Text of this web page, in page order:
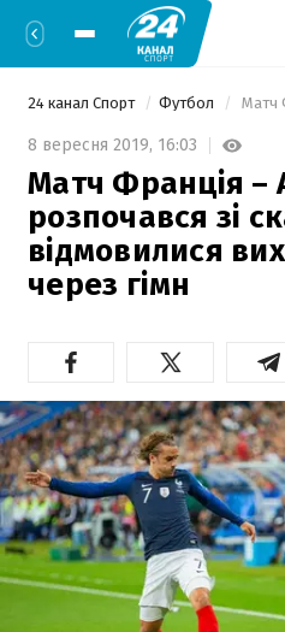
24 канал Спорт Футбол
8 вересня 2019, 16:03
Матч Франція –
розпочався зі
відмовилися
через гімн